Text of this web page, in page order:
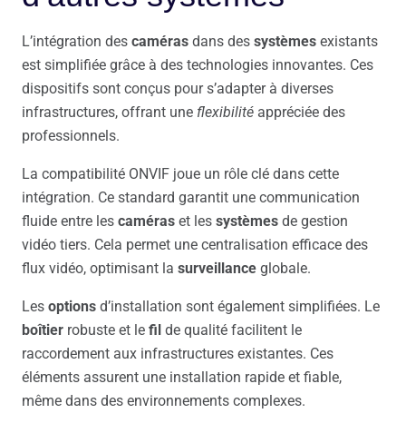
L’intégration des caméras dans des systèmes existants
est simplifiée grâce à des technologies innovantes. Ces
dispositifs sont conçus pour s’adapter à diverses
infrastructures, offrant une flexibilité appréciée des
professionnels.
La compatibilité ONVIF joue un rôle clé dans cette
intégration. Ce standard garantit une communication
fluide entre les caméras et les systèmes de gestion
vidéo tiers. Cela permet une centralisation efficace des
flux vidéo, optimisant la surveillance globale.
Les options d’installation sont également simplifiées. Le
boîtier robuste et le fil de qualité facilitent le
raccordement aux infrastructures existantes. Ces
éléments assurent une installation rapide et fiable,
même dans des environnements complexes.